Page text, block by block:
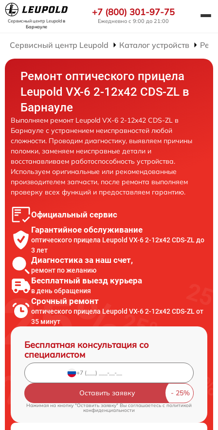
Сервисный центр Leupoldв
Барнауле
+7 (800) 301-97-75
Ежедневно с 9:00 до 21:00
Сервисный центр Leupold Каталог устройств
Ремонт оптического прицела
Leupold VX-6 2-12x42 CDS-ZL в
Барнауле
Выполняем ремонт Leupold VX-6 2-12x42 CDS-ZL в
Барнауле с устранением неисправностей любой
сложности. Проводим диагностику, выявляем причины
поломки, заменяем неисправные детали и
восстанавливаем работоспособность устройства.
Используем оригинальные или рекомендованные
производителем запчасти, после ремонта выполняем
проверку всех функций и предоставляем гарантию.
Официальный сервис
Гарантийное обслуживание
оптического прицела Leupold VX-6 2-12x42 CDS-ZL до
3 лет
Диагностика за наш счет,
ремонт по желанию
Бесплатный выезд курьера
в день обращения
Срочный ремонт
оптического прицела Leupold VX-6 2-12x42 CDS-ZL от
35 минут
Бесплатная консультация со
специалистом
Оставить заявку
Нажимая на кнопку "Оставить заявку" Вы соглашаетесь cполитикой
конфиденциальности